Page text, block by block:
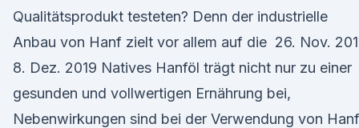
Qualitätsprodukt testeten? Denn der industrielle
Anbau von Hanf zielt vor allem auf die 26. Nov.
8. Dez. 2019 Natives Hanföl trägt nicht nur zu einer
gesunden und vollwertigen Ernährung bei,
Nebenwirkungen sind bei der Verwendung von